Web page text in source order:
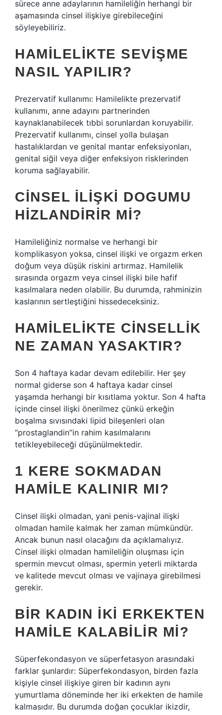
sürece anne adaylarının hamileliğin herhangi bir
aşamasında cinsel ilişkiye girebileceğini
söyleyebiliriz.
HAMILELIKTE SEVIŞME
NASIL YAPILIR?
Prezervatif kullanımı: Hamilelikte prezervatif
kullanımı, anne adayını partnerinden
kaynaklanabilecek tıbbi sorunlardan koruyabilir.
Prezervatif kullanımı, cinsel yolla bulaşan
hastalıklardan ve genital mantar enfeksiyonları,
genital siğil veya diğer enfeksiyon risklerinden
koruma sağlayabilir.
CINSEL ILIŞKI DOGUMU
HIZLANDIRIR MI?
Hamileliğiniz normalse ve herhangi bir
komplikasyon yoksa, cinsel ilişki ve orgazm erken
doğum veya düşük riskini artırmaz. Hamilelik
sırasında orgazm veya cinsel ilişki bile hafif
kasılmalara neden olabilir. Bu durumda, rahminizin
kaslarının sertleştiğini hissedeceksiniz.
HAMILELIKTE CINSELLIK
NE ZAMAN YASAKTIR?
Son 4 haftaya kadar devam edilebilir. Her şey
normal giderse son 4 haftaya kadar cinsel
yaşamda herhangi bir kısıtlama yoktur. Son 4 hafta
içinde cinsel ilişki önerilmez çünkü erkeğin
boşalma sıvısındaki lipid bileşenleri olan
“prostaglandin”in rahim kasılmalarını
tetikleyebileceği düşünülmektedir.
1 KERE SOKMADAN
HAMILE KALINIR MI?
Cinsel ilişki olmadan, yani penis-vajinal ilişki
olmadan hamile kalmak her zaman mümkündür.
Ancak bunun nasıl olacağını da açıklamalıyız.
Cinsel ilişki olmadan hamileliğin oluşması için
spermin mevcut olması, spermin yeterli miktarda
ve kalitede mevcut olması ve vajinaya girebilmesi
gerekir.
BIR KADIN IKI ERKEKTEN
HAMILE KALABILIR MI?
Süperfekondasyon ve süperfetasyon arasındaki
farklar şunlardır: Süperfekondasyon, birden fazla
kişiyle cinsel ilişkiye giren bir kadının aynı
yumurtlama döneminde her iki erkekten de hamile
kalmasıdır. Bu durumda doğan çocuklar ikizdir,